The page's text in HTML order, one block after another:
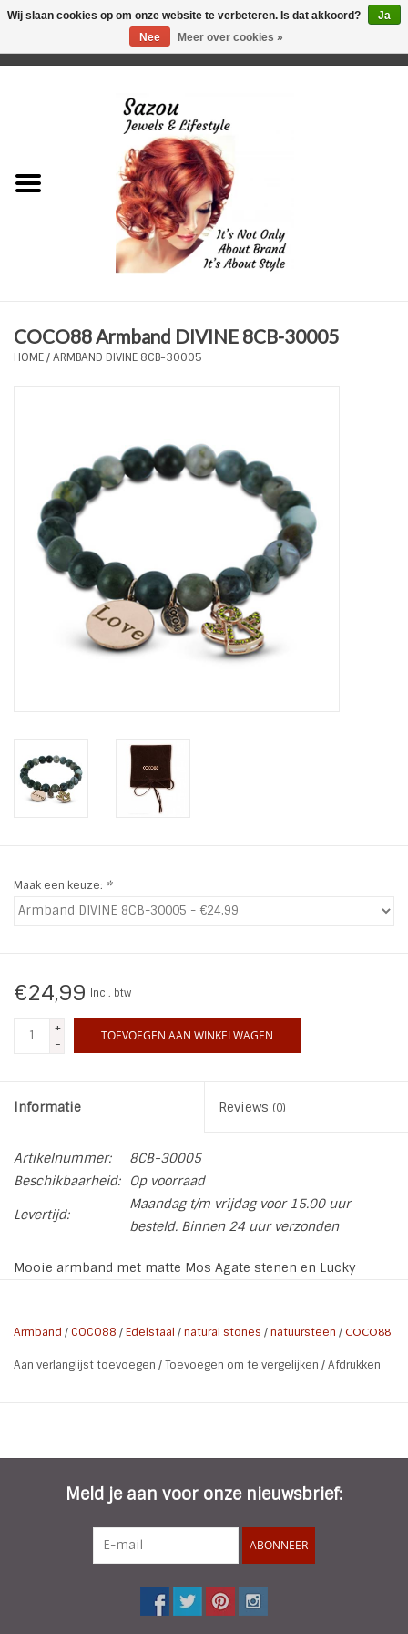
Just for Him
Plus Size Sieraden
Haaraccesoires
Zonnebrillen
ON THE BEACH
Ohlala Jewels
LIFESTYLE PRODUCTEN
SALE
COCO88 Armband DIVINE 8CB-30005
HOME/ARMBAND DIVINE 8CB-30005
Maak een keuze: *
€24,99 Incl. btw
+
-
TOEVOEGEN AAN WINKELWAGEN
Informatie Reviews (0)
Artikelnummer:
8CB-30005
Beschikbaarheid:
Op voorraad
Levertijd:
Maandag t/m vrijdag voor 15.00 uur
besteld. Binnen 24 uur verzonden
Mooie armband met matte Mos Agate stenen en Lucky
COCO88.
Steen Typ: Mat Mos Agate
Armband /COCO88 /Edelstaal /natural stones /natuursteen / COCO88
Aan verlanglijst toevoegen /Toevoegen om te vergelijken /Afdrukken
Meld je aan voor onze nieuwsbrief:
ABONNEER
Wij slaan cookies op om onze website te verbeteren. Is dat akkoord?
Ja
Nee
Meer over cookies »